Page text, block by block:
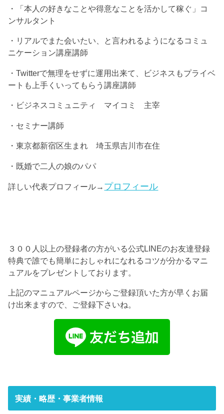
・「本人の好きなことや得意なことを活かして稼ぐ」コ
ンサルタント
・リアルでまた会いたい、と言われるようになるコミュ
ニケーション講座講師
・Twitterで無理をせずに運用出来て、ビジネスもプライベ
ートも上手くいってもらう講座講師
・ビジネスコミュニティ マイコミ 主宰
・セミナー講師
・東京都新宿区生まれ 埼玉県吉川市在住
・既婚で二人の娘のパパ
詳しい代表プロフィール→ プロフィール
３００人以上の登録者の方がいる公式LINEのお友達登録
特典で誰でも簡単におしゃれになれるコツが分かるマニ
ュアルをプレゼントしております。
上記のマニュアルページからご登録頂いた方が早くお届
け出来ますので、ご登録下さいね。
実績・略歴・事業者情報